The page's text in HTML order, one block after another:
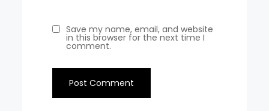
Save my name, email, and website
in this browser for the next time I
comment.